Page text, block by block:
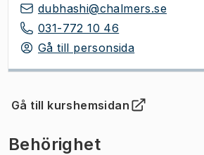
dubhashi@chalmers.se
031-772 10 46
Gå till personsida
Gå till kurshemsidan
(Öppnas i ny flik)
Behörighet